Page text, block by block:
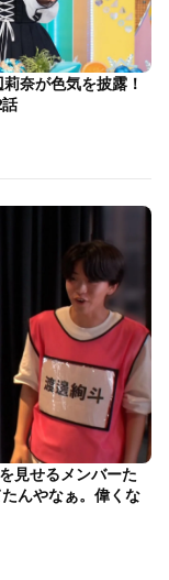
奈が色気を披露！
見せるメンバーた
んやなぁ。偉くな